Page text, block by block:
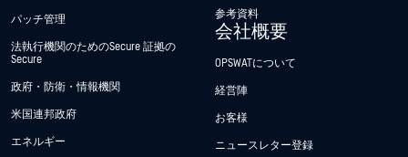
パッチ管理
法執行機関のためのSecure 証拠の
Secure
政府・防衛・情報機関
米国連邦政府
エネルギー
参考資料
会社概要
OPSWATについて
経営陣
お客様
ニュースレター登録